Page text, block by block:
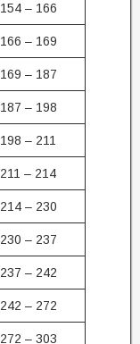
154 – 166
166 – 169
169 – 187
187 – 198
198 – 211
211 – 214
214 – 230
230 – 237
237 – 242
242 – 272
272 – 303